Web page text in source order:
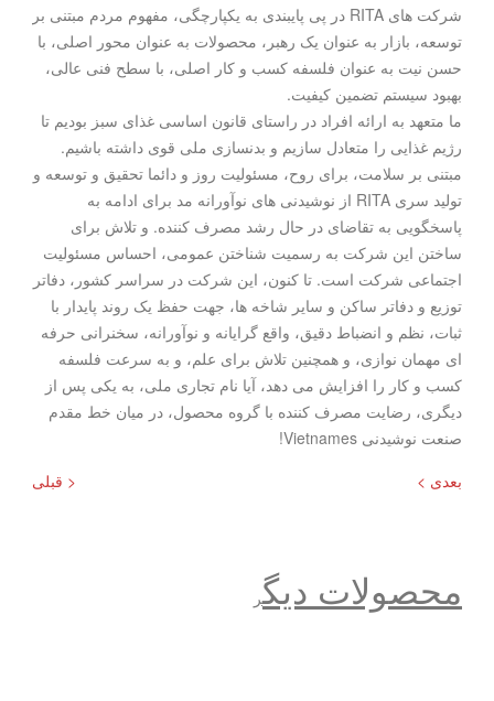
شرکت های RITA در پی پایبندی به یکپارچگی، مفهوم مردم مبتنی بر
توسعه، بازار به عنوان یک رهبر، محصولات به عنوان محور اصلی، با
حسن نیت به عنوان فلسفه کسب و کار اصلی، با سطح فنی عالی،
بهبود سیستم تضمین کیفیت.
ما متعهد به ارائه افراد در راستای قانون اساسی غذای سبز بودیم تا
رژیم غذایی را متعادل سازیم و بدنسازی ملی قوی داشته باشیم.
مبتنی بر سلامت، برای روح، مسئولیت روز و دائما تحقیق و توسعه و
تولید سری RITA از نوشیدنی های نوآورانه مد برای ادامه به
پاسخگویی به تقاضای در حال رشد مصرف کننده. و تلاش برای
ساختن این شرکت به رسمیت شناختن عمومی، احساس مسئولیت
اجتماعی شرکت است. تا کنون، این شرکت در سراسر کشور، دفاتر
توزیع و دفاتر ساکن و سایر شاخه ها، جهت حفظ یک روند پایدار با
ثبات، نظم و انضباط دقیق، واقع گرایانه و نوآورانه، سخنرانی حرفه
ای مهمان نوازی، و همچنین تلاش برای علم، و به سرعت فلسفه
کسب و کار را افزایش می دهد، آیا نام تجاری ملی، به یکی پس از
دیگری، رضایت مصرف کننده با گروه محصول، در میان خط مقدم
صنعت نوشیدنی Vietnames!
< قبلی
بعدی >
محصولات دیگر